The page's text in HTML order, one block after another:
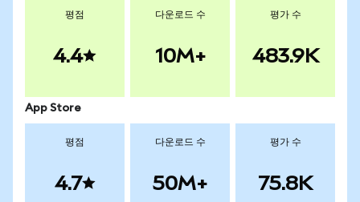
평점
4.4
다운로드 수
10M+
평가 수
483.9K
App Store
평점
4.7
다운로드 수
50M+
평가 수
75.8K